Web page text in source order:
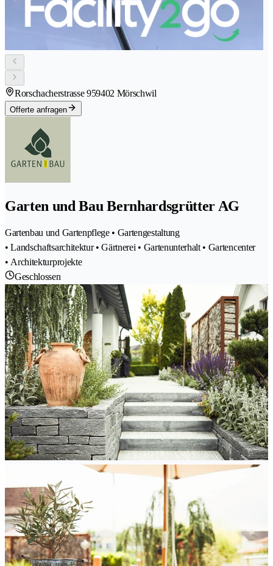
Rorschacherstrasse 959402 Mörschwil
Offerte anfragen
Garten und Bau Bernhardsgrütter AG
Gartenbau und Gartenpflege • Gartengestaltung
• Landschaftsarchitektur • Gärtnerei • Gartenunterhalt • Gartencenter
• Architekturprojekte
Geschlossen